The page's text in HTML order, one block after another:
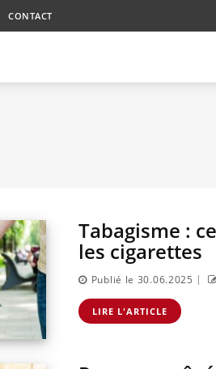
CONTACT
Tabagisme :
les cigarettes
Publié le 30.06.2025 |
LIRE L'ARTICLE